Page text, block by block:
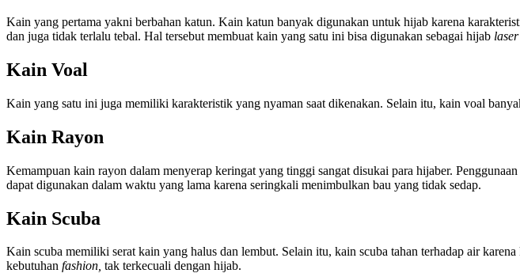
Kain yang pertama yakni berbahan katun. Kain katun banyak digunakan untuk hijab karena
dan juga tidak terlalu tebal. Hal tersebut membuat kain yang satu ini bisa digunakan sebagai hijab
Kain Voal
Kain yang satu ini juga memiliki karakteristik yang nyaman saat dikenakan. Selain itu, kain voal
Kain Rayon
Kemampuan kain rayon dalam menyerap keringat yang tinggi sangat disukai para hijaber. Penggunaan
dapat digunakan dalam waktu yang lama karena seringkali menimbulkan bau yang tidak sedap.
Kain Scuba
Kain scuba memiliki serat kain yang halus dan lembut. Selain itu, kain scuba tahan terhadap air
kebutuhan fashion, tak terkecuali dengan hijab.